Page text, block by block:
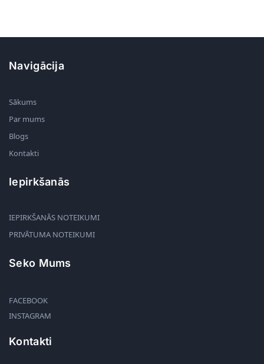
Navigācija
Sākums
Par mums
Blogs
Kontakti
Iepirkšanās
IEPIRKŠANĀS NOTEIKUMI
PRIVĀTUMA NOTEIKUMI
Seko Mums
FACEBOOK
INSTAGRAM
Kontakti